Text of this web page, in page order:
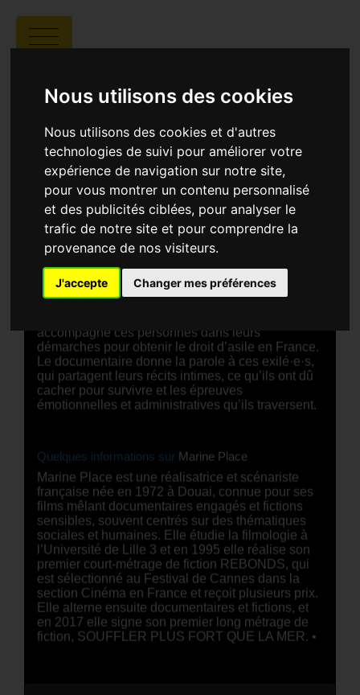
Nous utilisons des cookies
Nous utilisons des cookies et d'autres
technologies de suivi pour améliorer votre
expérience de navigation sur notre site,
pour vous montrer un contenu personnalisé
et des publicités ciblées, pour analyser le
trafic de notre site et pour comprendre la
provenance de nos visiteurs.
J'accepte Changer mes préférences
J'EN SUIS, J'Y RESTE
Marine Place | 01:36 | France
SYNOPSIS
Le film se déroule au centre LGBTQIFA+ de Lille,
un lieu d’accueil où des personnes ayant fui leur
pays d’origine à cause de violences homophobes
ou transphobes trouvent refuge. Il suit le travail
accompagne ces personnes dans leurs
démarches pour obtenir le droit d’asile en France.
Le documentaire donne la parole à ces exilé·e·s,
qui partagent leurs récits intimes, ce qu’ils ont dû
cacher pour survivre et les épreuves
émotionnelles et administratives qu’ils traversent.
Quelques informations sur Marine Place
Marine Place est une réalisatrice et scénariste
française née en 1972 à Douai, connue pour ses
films mêlant documentaires engagés et fictions
sensibles, souvent centrés sur des thématiques
sociales et humaines. Elle étudie la filmologie à
l’Université de Lille 3 et en 1995 elle réalise son
premier court-métrage de fiction REBONDS, qui
est sélectionné au Festival de Cannes dans la
section Cinéma en France et reçoit plusieurs prix.
Elle alterne ensuite documentaires et fictions, et
en 2017 elle signe son premier long métrage de
fiction, SOUFFLER PLUS FORT QUE LA MER. •